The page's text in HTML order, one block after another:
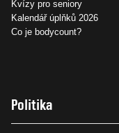
Kvízy pro seniory
Kalendář úplňků 2026
Co je bodycount?
Politika